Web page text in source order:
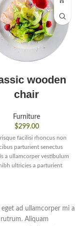
wooden
chair
Furniture
$299.00
facilisi rhoncus non
parturient senectus
a ullamcorper vestibulum
ultricies a parturient
ad ullamcorper mi a
Aliquam